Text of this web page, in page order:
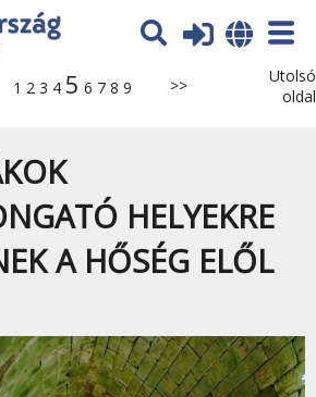
1 2 3 4 5 6 7 8 9 >>
Utolsó
oldal
HELYEKRE
A HŐSÉG ELŐL